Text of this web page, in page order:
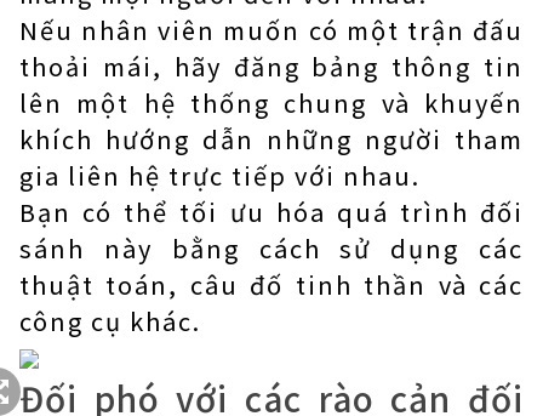
Nếu nhân viên muốn có một trận đấu
thoải mái, hãy đăng bảng thông tin
lên một hệ thống chung và khuyến
khích hướng dẫn những người tham
gia liên hệ trực tiếp với nhau.
Bạn có thể tối ưu hóa quá trình đối
sánh này bằng cách sử dụng các
thuật toán, câu đố tinh thần và các
công cụ khác.
Đối phó với các rào cản đối